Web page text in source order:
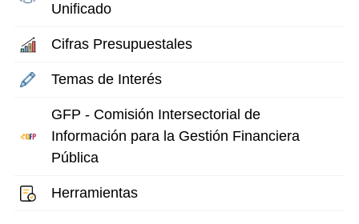
Unificado
Cifras Presupuestales
Temas de Interés
GFP - Comisión Intersectorial de
Información para la Gestión Financiera
Pública
Herramientas